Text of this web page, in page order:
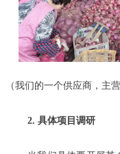
（我们的一个供应商，主
2. 具体项目调研